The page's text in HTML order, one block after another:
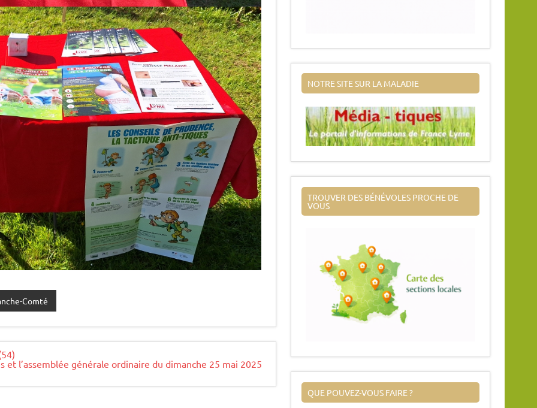
Comté
l’assemblée générale ordinaire du dimanche 25 mai 2025
NOTRE SITE SUR LA MALADIE
TROUVER DES BÉNÉVOLES PROCHE DE
VOUS
QUE POUVEZ-VOUS FAIRE ?